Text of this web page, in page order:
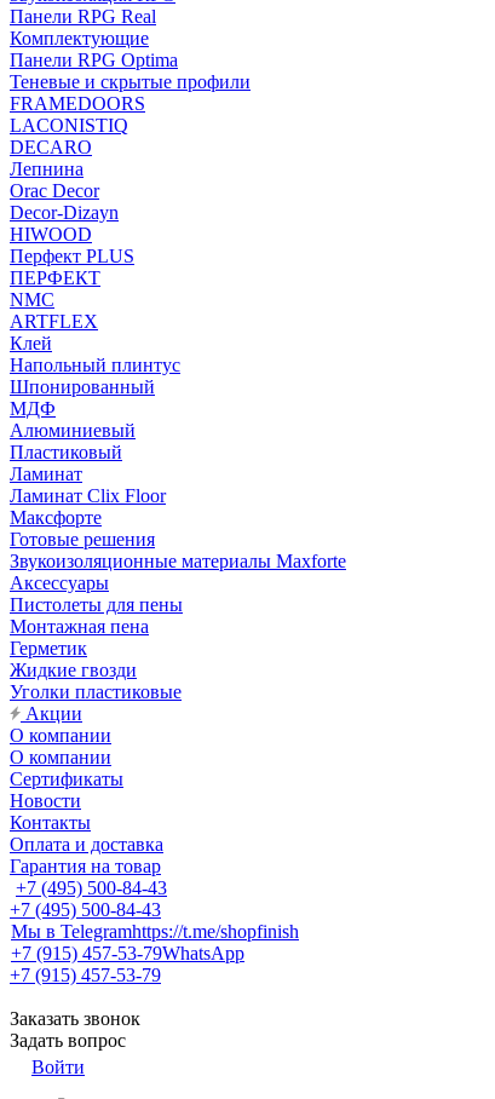
Панели RPG Real
Комплектующие
Панели RPG Optima
Теневые и скрытые профили
FRAMEDOORS
LACONISTIQ
DECARO
Лепнина
Orac Decor
Decor-Dizayn
HIWOOD
Перфект PLUS
ПЕРФЕКТ
NMC
ARTFLEX
Клей
Напольный плинтус
Шпонированный
МДФ
Алюминиевый
Пластиковый
Ламинат
Ламинат Clix Floor
Максфорте
Готовые решения
Звукоизоляционные материалы Maxforte
Аксессуары
Пистолеты для пены
Монтажная пена
Герметик
Жидкие гвозди
Уголки пластиковые
Акции
О компании
О компании
Сертификаты
Новости
Контакты
Оплата и доставка
Гарантия на товар
+7 (495) 500-84-43
+7 (495) 500-84-43
Мы в Telegramhttps://t.me/shopfinish
+7 (915) 457-53-79WhatsApp
+7 (915) 457-53-79
Заказать звонок
Задать вопрос
Войти